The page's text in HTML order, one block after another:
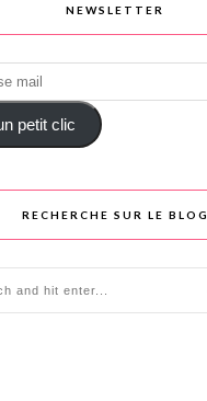
NEWSLETTER
petit clic
RECHERCHE SUR LE BLOG